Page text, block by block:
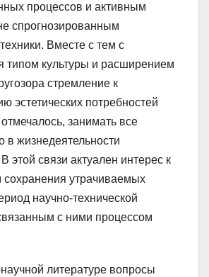
процессов и активным
спрогнозированным
Вместе с тем с
типом культуры и расширением
стремление к
эстетических потребностей
занимать все
в жизнедеятельности
этой связи актуален интерес к
сохранения утрачиваемых
научно-технической
с ними процессом
литературе вопросы